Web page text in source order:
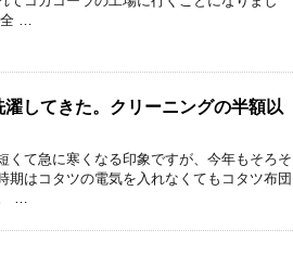
全 …
してきた。クリーニングの半額以
くて急に寒くなる印象ですが、今年もそろそ
期はコタツの電気を入れなくてもコタツ布団
…